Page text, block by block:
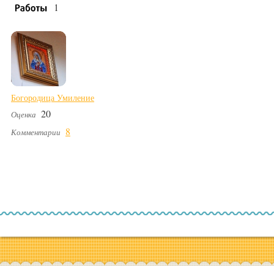
1
Богородица Умиление
Оценка 20
Комментарии 8